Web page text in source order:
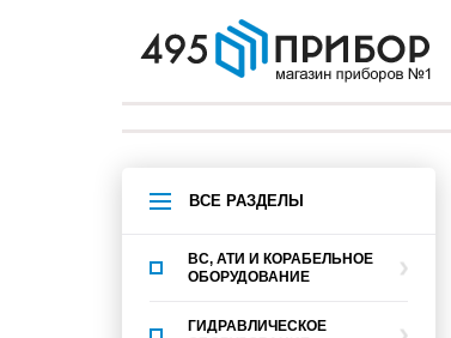
ВСЕ РАЗДЕЛЫ
ВС, АТИ И КОРАБЕЛЬНОЕ
ОБОРУДОВАНИЕ
ГИДРАВЛИЧЕСКОЕ